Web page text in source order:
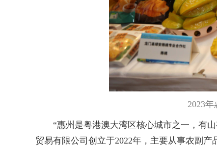
2023
“惠州是粤港澳大湾区核心城市之一，有山
贸易有限公司创立于2022年，主要从事农副